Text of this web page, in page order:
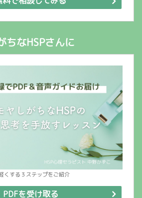
ちなHSPさんに
くする３ステップをご紹介
PDFを受け取る